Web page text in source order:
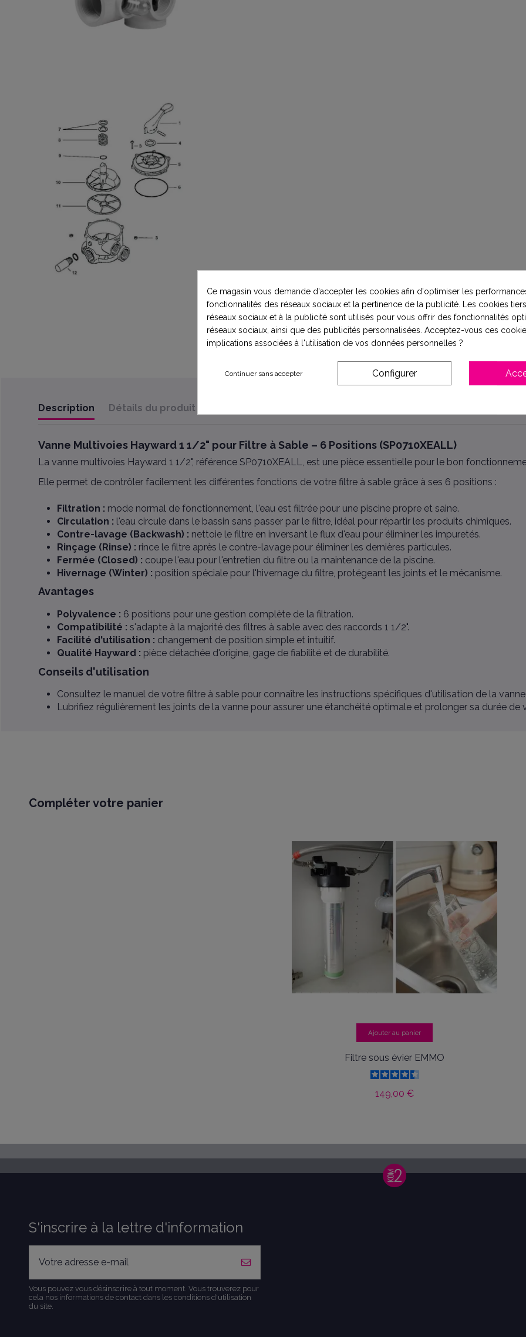
Description Détails du produit
Vanne Multivoies Hayward 1 1/2" pour Filtre à Sable – 6 Positions (SP0710XEALL)
La vanne multivoies Hayward 1 1/2", référence SP0710XEALL, est une pièce essentielle pour le bon
Elle permet de contrôler facilement les différentes fonctions de votre filtre à sable grâce à ses 6 positions :
Filtration : mode normal de fonctionnement, l'eau est filtrée pour une piscine propre et saine.
Circulation : l'eau circule dans le bassin sans passer par le filtre, idéal pour répartir les produits chimiques.
Contre-lavage (Backwash) : nettoie le filtre en inversant le flux d'eau pour éliminer les impuretés.
Rinçage (Rinse) : rince le filtre après le contre-lavage pour éliminer les dernières particules.
Fermée (Closed) : coupe l'eau pour l'entretien du filtre ou la maintenance de la piscine.
Hivernage (Winter) : position spéciale pour l'hivernage du filtre, protégeant les joints et le mécanisme.
Avantages
Polyvalence : 6 positions pour une gestion complète de la filtration.
Compatibilité : s'adapte à la majorité des filtres à sable avec des raccords 1 1/2".
Facilité d'utilisation : changement de position simple et intuitif.
Qualité Hayward : pièce détachée d'origine, gage de fiabilité et de durabilité.
Conseils d'utilisation
Consultez le manuel de votre filtre à sable pour connaître les instructions spécifiques d'utilisation de la
Lubrifiez régulièrement les joints de la vanne pour assurer une étanchéité optimale et prolonger sa durée de
Compléter votre panier
Ajouter au panier
Filtre sous évier EMMO
149,00 €
S'inscrire à la lettre d'information
Vous pouvez vous désinscrire à tout moment. Vous trouverez pour
cela nos informations de contact dans les conditions d'utilisation
du site.
Ce magasin vous demande d'accepter les cookies afin d'optimiser les
fonctionnalités des réseaux sociaux et la pertinence de la publicité. Les cookies
réseaux sociaux et à la publicité sont utilisés pour vous offrir des fonctionnalités
réseaux sociaux, ainsi que des publicités personnalisées. Acceptez-vous ces
implications associées à l'utilisation de vos données personnelles ?
Continuer sans accepter Configurer